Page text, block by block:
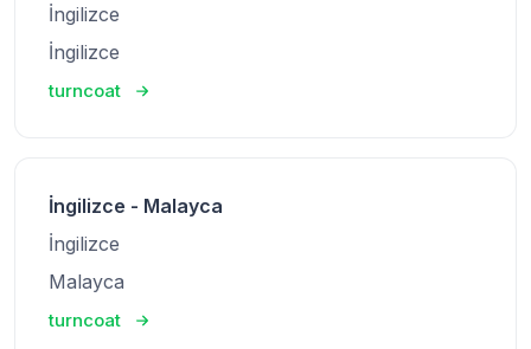
İngilizce
İngilizce
turncoat
İngilizce - Malayca
İngilizce
Malayca
turncoat